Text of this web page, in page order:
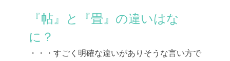
『帖』と『畳』の違いはな
に？
・・・すごく明確な違いがありそうな言い方で